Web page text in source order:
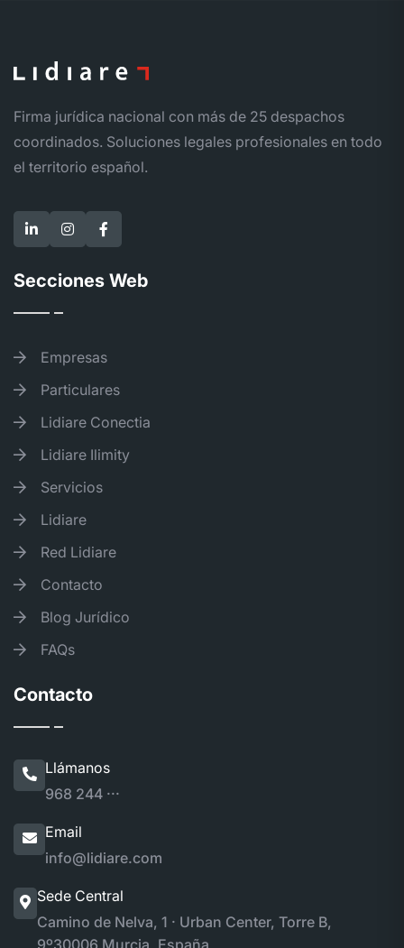
Firma jurídica nacional con más de 25 despachos
coordinados. Soluciones legales profesionales en todo
el territorio español.
Secciones Web
Empresas
Particulares
Lidiare Conectia
Lidiare Ilimity
Servicios
Lidiare
Red Lidiare
Contacto
Blog Jurídico
FAQs
Contacto
Llámanos
968 244 ···
Email
info@lidiare.com
Sede Central
Camino de Nelva, 1 · Urban Center, Torre B,